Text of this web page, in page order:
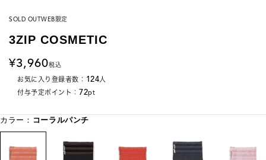
SOLD OUTWEB限定
3ZIP COSMETIC
3,960税込
お気に入り登録者数： 124人
付与予定ポイント： 72pt
カラー： コーラルパンチ